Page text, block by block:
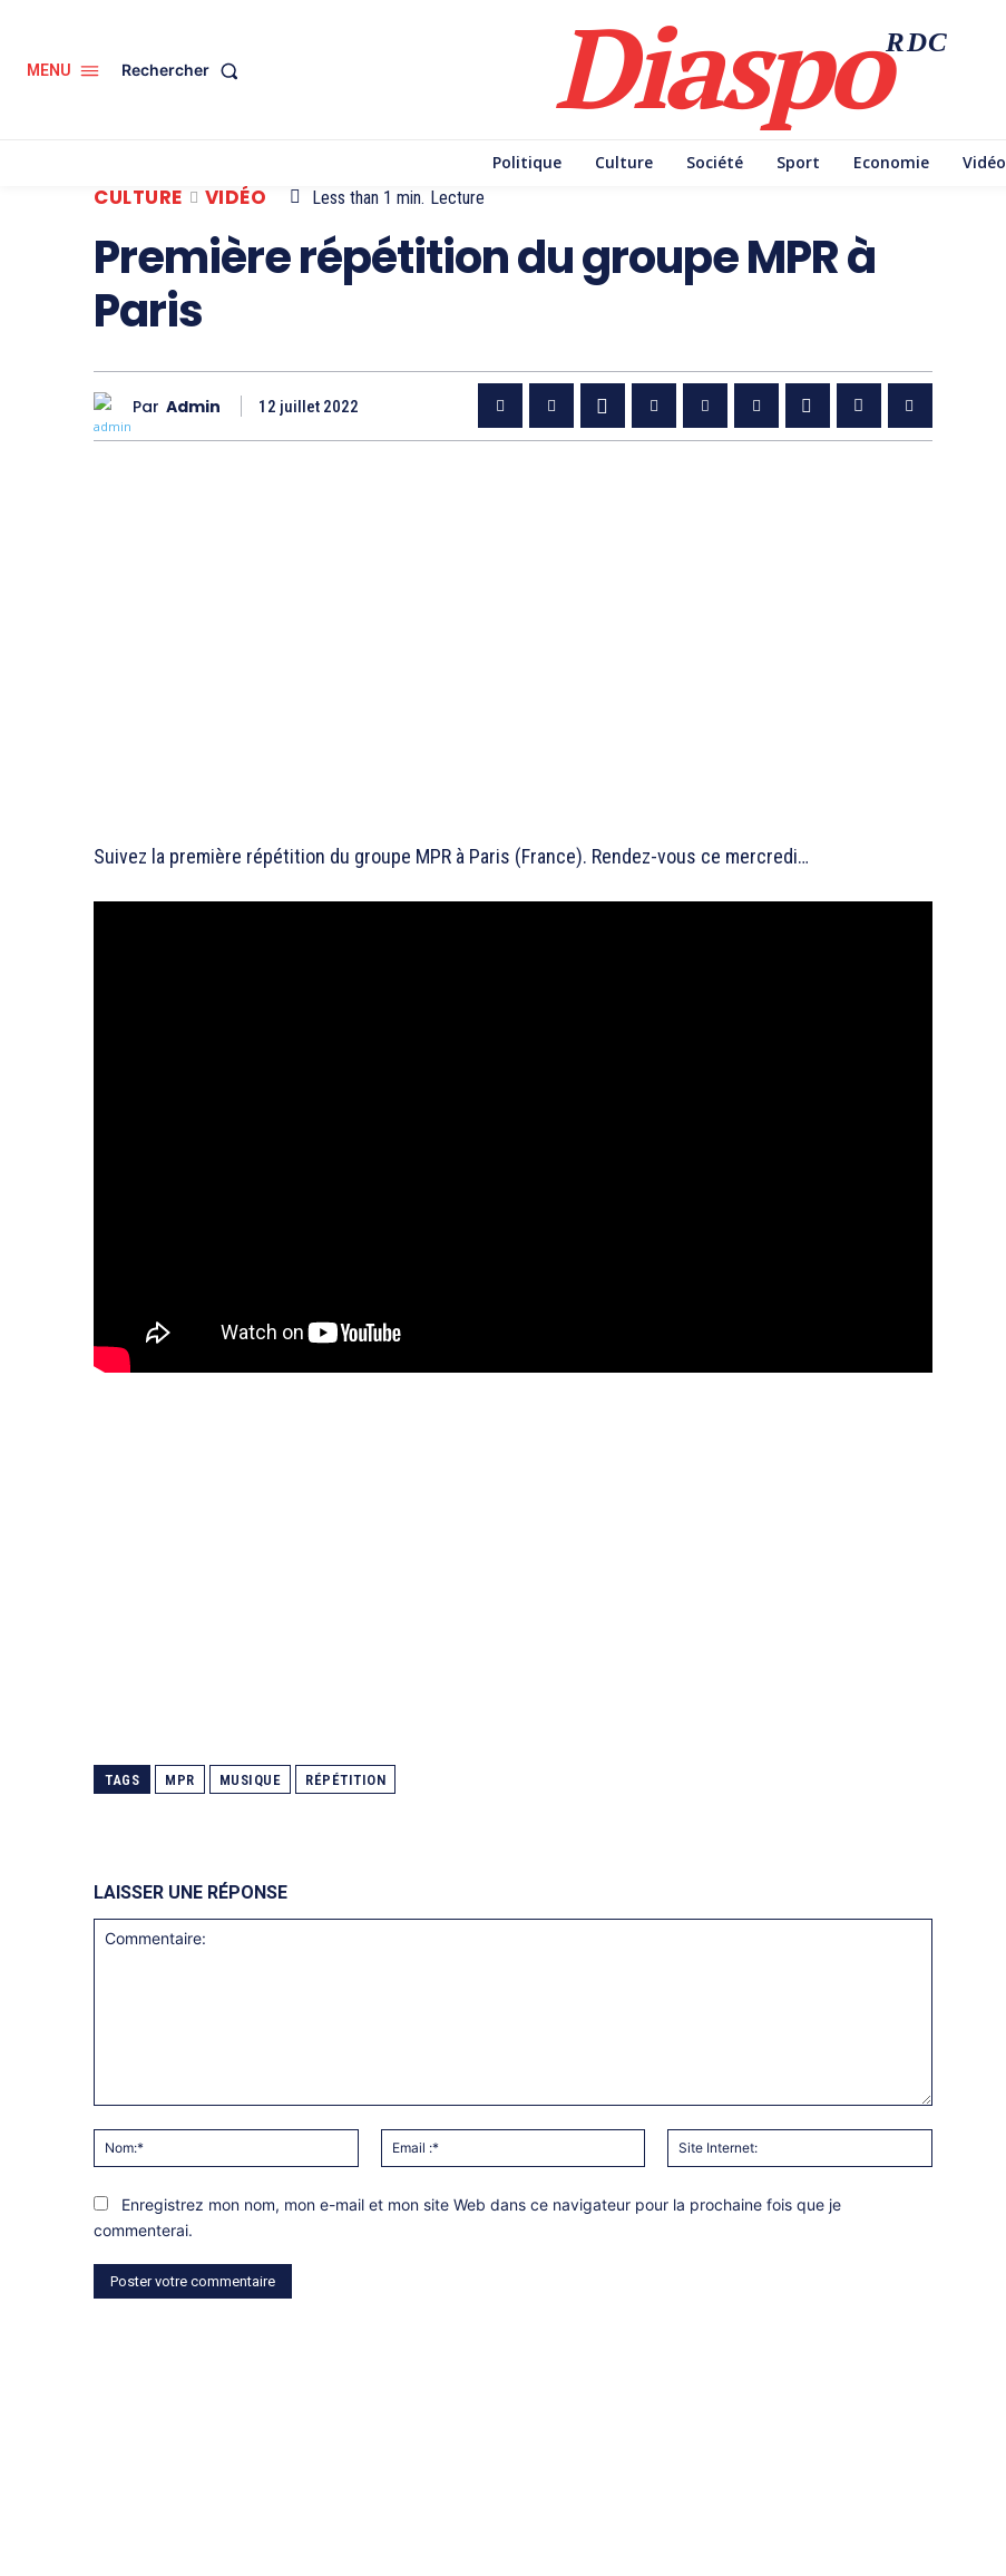
MENU Rechercher DiaspoRDC
Politique Culture Société Sport Economie Vidéo
CULTURE VIDÉO Less than 1 min. Lecture
Première répétition du groupe MPR à
Paris
Par Admin 12 juillet 2022
Suivez la première répétition du groupe MPR à Paris (France). Rendez-vous ce mercredi…
TAGS MPR MUSIQUE RÉPÉTITION
LAISSER UNE RÉPONSE
Nom:*
Email
:*
Internet:
Enregistrez mon nom, mon e-mail et mon site Web dans ce navigateur pour la prochaine fois que je
commenterai.